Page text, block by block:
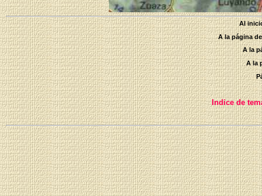
Al
A la página
A la
A la
Indice de